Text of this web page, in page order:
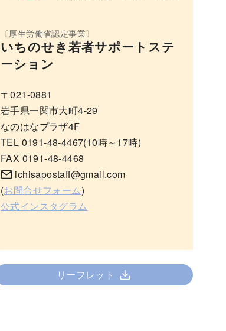
いちのせき若者サポートステ
ーション
〒021-0881
岩手県一関市大町4-29
なのはなプラザ4F
TEL 0191-48-4467(10時～17時)
FAX 0191-48-4468
ichisapostaff@gmail.com
(お問合せフォーム)
公式インスタグラム
リーフレット